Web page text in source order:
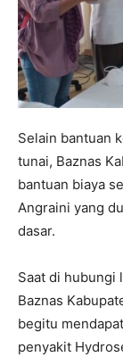
Selain bantuan
tunai, Baznas
bantuan biaya
Angraini yang
dasar.
Saat di hubungi
Baznas
begitu
penyakit